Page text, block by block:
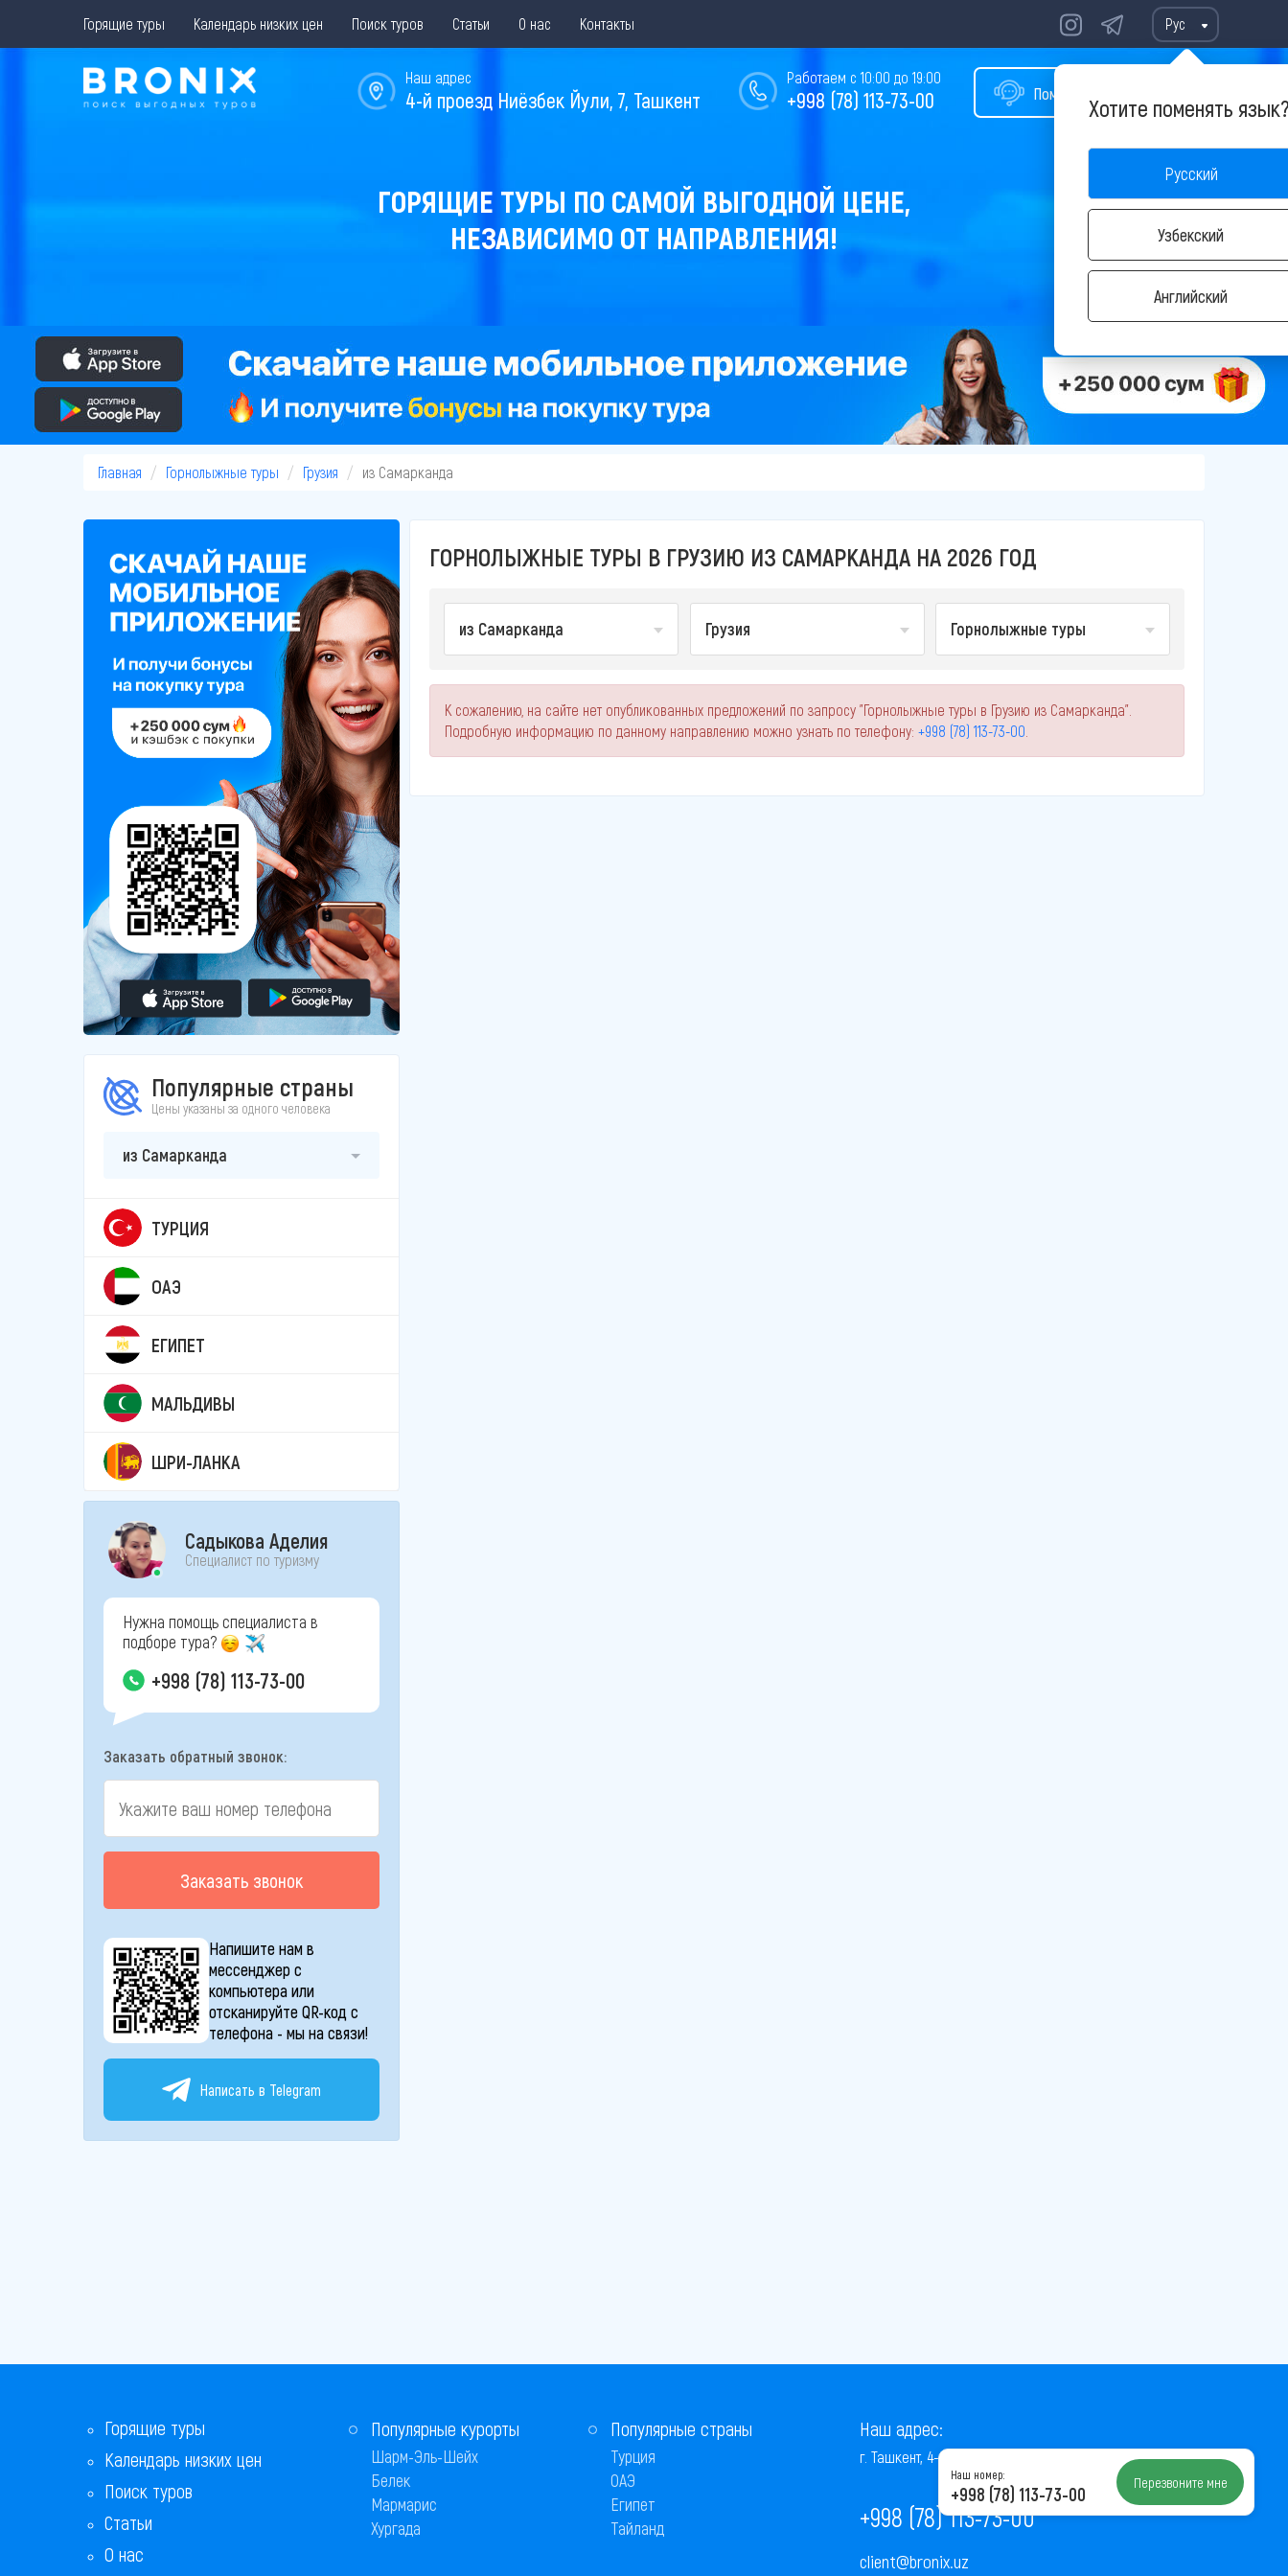
Горящие туры Календарь низких цен Поиск туров Статьи О нас Контакты Рус
Хотите поменять
Русский
Узбекский
Английский
Помощь в подборе тура
Работаем с 10:00 до 19:00
+998 (78) 113-73-00
Наш адрес
4-й проезд Ниёзбек Йули, 7, Ташкент
ГОРЯЩИЕ ТУРЫ ПО САМОЙ ВЫГОДНОЙ ЦЕНЕ,
НЕЗАВИСИМО ОТ НАПРАВЛЕНИЯ!
Главная Горнолыжные туры Грузия из Самарканда
Популярные страны
Цены указаны за одного человека
из Самарканда
ТУРЦИЯ
ОАЭ
ЕГИПЕТ
МАЛЬДИВЫ
ШРИ-ЛАНКА
Садыкова Аделия
Специалист по туризму
Нужна помощь специалиста в
подборе тура?
+998 (78) 113-73-00
Заказать обратный звонок:
Заказать звонок
Напишите нам в
мессенджер с
компьютера или
отсканируйте QR-код с
телефона - мы на связи!
Написать в Telegram
ГОРНОЛЫЖНЫЕ ТУРЫ В ГРУЗИЮ ИЗ САМАРКАНДА НА 2026 ГОД
из Самарканда Грузия Горнолыжные туры
К сожалению, на сайте нет опубликованных предложений по запросу "Горнолыжные туры в Грузию из Самарканда".
Подробную информацию по данному направлению можно узнать по телефону: +998 (78) 113-73-00
Горящие туры
Календарь низких цен
Поиск туров
Статьи
О нас
Популярные курорты
Шарм-Эль-Шейх
Белек
Мармарис
Хургада
Популярные страны
Турция
ОАЭ
Египет
Тайланд
Наш адрес:
г. Ташкент, 4-й проезд Ниёзбек Йули, 7
+998 (78) 113-73-00
client@bronix.uz
Наш номер:
+998 (78) 113-73-00 Перезвоните мне